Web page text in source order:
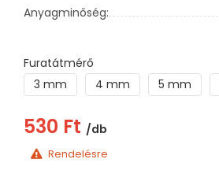
Anyagminőség:
Furatátmérő
3 mm
4 mm 5 mm
530 Ft /db
Rendelésre